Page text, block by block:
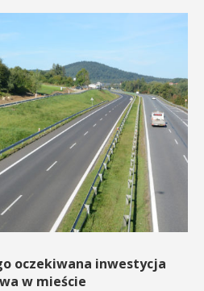
oczekiwana inwestycja
w mieście